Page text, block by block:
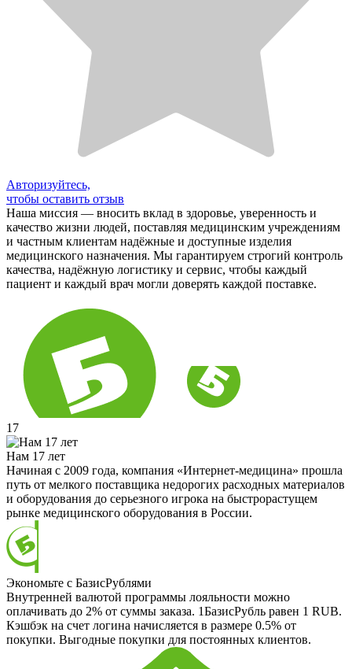
Авторизуйтесь,
чтобы оставить отзыв
Наша миссия — вносить вклад в здоровье, уверенность и
качество жизни людей, поставляя медицинским учреждениям
и частным клиентам надёжные и доступные изделия
медицинского назначения. Мы гарантируем строгий контроль
качества, надёжную логистику и сервис, чтобы каждый
пациент и каждый врач могли доверять каждой поставке.
17
Нам 17 лет
Начиная с 2009 года, компания «Интернет-медицина» прошла
путь от мелкого поставщика недорогих расходных материалов
и оборудования до серьезного игрока на быстрорастущем
рынке медицинского оборудования в России.
Экономьте с БазисРублями
Внутренней валютой программы лояльности можно
оплачивать до 2% от суммы заказа. 1БазисРубль равен 1 RUB.
Кэшбэк на счет логина начисляется в размере 0.5% от
покупки. Выгодные покупки для постоянных клиентов.